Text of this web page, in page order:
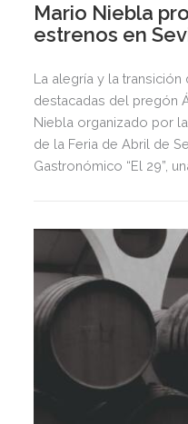
Mario Niebla
estrenos en
La alegría y la
destacadas del pregón
Niebla organizado por
de la Feria de Abril de
Gastronómico “El 29”,